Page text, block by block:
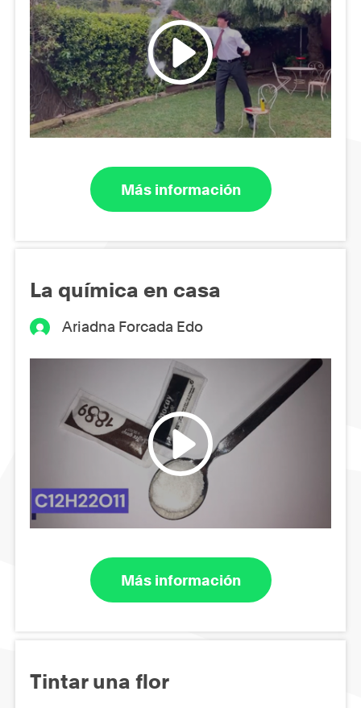
Más información
La química en casa
Ariadna Forcada Edo
Más información
Tintar una flor